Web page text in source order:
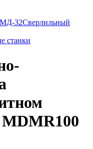
32Сверлильный
станки